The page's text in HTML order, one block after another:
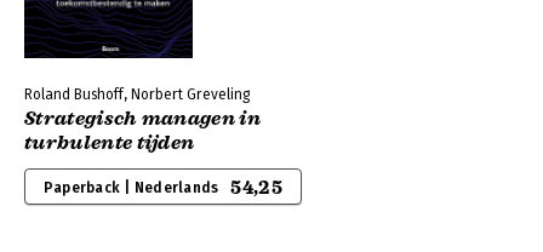
Roland Bushoff, Norbert Greveling
Strategisch managen in
turbulente tijden
Paperback | Nederlands 54,25